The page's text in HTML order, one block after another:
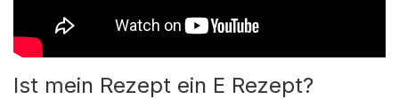
Ist mein Rezept ein E Rezept?